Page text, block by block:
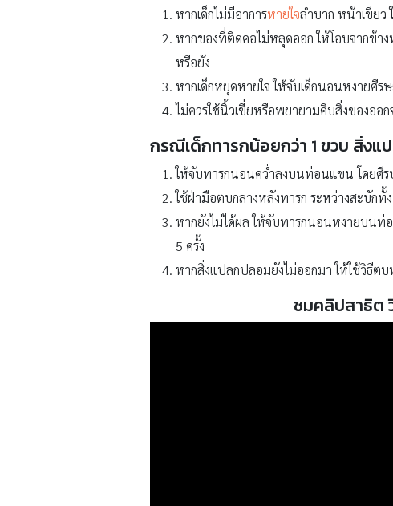
หากเด็กไม่มีอาการหายใจลำบาก หน้าเขีย
หากของที่ติดคอไม่หลุดออก ให้โอบจากข้า
หรือยัง
หากเด็กหยุดหายใจ ให้จับเด็กนอนหงายศี
ไม่ควรใช้นิ้วเขี่ยหรือพยายามคีบสิ่งของออ
กรณีเด็กทารกน้อยกว่า 1 ขวบ สิ่งแ
ให้จับทารกนอนคว่ำลงบนท่อนแขน โดยศีร
ใช้ฝ่ามือตบกลางหลังทารก ระหว่างสะบักทั้ง
หากยังไม่ได้ผล ให้จับทารกนอนหงายบนท่
5 ครั้ง
หากสิ่งแปลกปลอมยังไม่ออกมา ให้ใช้วิธีต
ชมคลิปสาธิต